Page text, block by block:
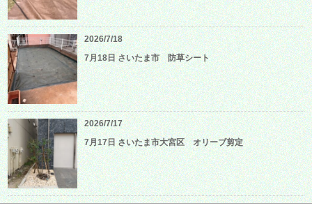
2026/7/18
7月18日 さいたま市 防草シート
2026/7/17
7月17日 さいたま市大宮区 オリーブ剪定